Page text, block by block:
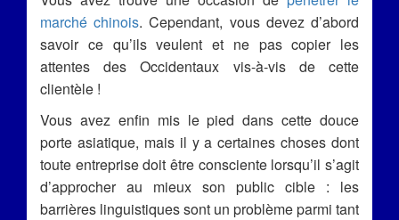
marché chinois. Cependant, vous devez d’abord
savoir ce qu’ils veulent et ne pas copier les
attentes des Occidentaux vis-à-vis de cette
clientèle !
Vous avez enfin mis le pied dans cette douce
porte asiatique, mais il y a certaines choses dont
toute entreprise doit être consciente lorsqu’il s’agit
d’approcher au mieux son public cible : les
barrières linguistiques sont un problème parmi tant